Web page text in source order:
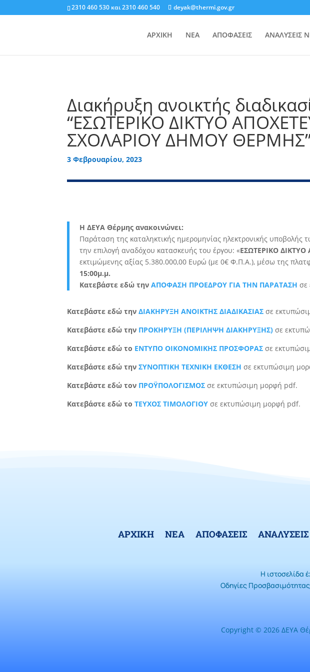
2310 460 530 και2310 460 540 deyak@thermi.gov.gr
ΑΡΧΙΚΗ ΝΕΑ ΑΠΟΦΑΣΕΙΣ ΑΝΑΛΥΣΕΙΣ
Διακήρυξη ανοικτής
“ΕΣΩΤΕΡΙΚΟ ΔΙΚΤΥΟ
ΣΧΟΛΑΡΙΟΥ ΔΗΜΟΥ
3 Φεβρουαρίου, 2023
H ΔΕΥΑ Θέρμης ανακοινώνει:
Παράταση της καταληκτικής ημερομηνίας ηλεκτρονικής
την επιλογή αναδόχου κατασκευής του έργου: «ΕΣΩΤΕΡΙΚΟ
εκτιμώμενης αξίας 5.380.000,00 Ευρώ (με 0€ Φ.Π.Α.), μέσω της
15:00μ.μ.
Κατεβάστε εδώ τηνΑΠΟΦΑΣΗ ΠΡΟΕΔΡΟΥ ΓΙΑ ΤΗΝ ΠΑΡΑΤΑΣΗ σε
Κατεβάστε εδώ τηνΔΙΑΚΗΡΥΞΗ ΑΝΟΙΚΤΗΣ ΔΙΑΔΙΚΑΣΙΑΣ σε
Κατεβάστε εδώ την ΠΡΟΚΗΡΥΞΗ (ΠΕΡΙΛΗΨΗ ΔΙΑΚΗΡΥΞΗΣ) σε
Κατεβάστε εδώ το ΕΝΤΥΠΟ ΟΙΚΟΝΟΜΙΚΗΣ ΠΡΟΣΦΟΡΑΣ σε
Κατεβάστε εδώ τηνΣΥΝΟΠΤΙΚΗ ΤΕΧΝΙΚΗ ΕΚΘΕΣΗ σε εκτυπώσιμη
Κατεβάστε εδώ τον ΠΡΟΫΠΟΛΟΓΙΣΜΟΣ σε εκτυπώσιμη μορφή pdf.
Κατεβάστε εδώ τοΤΕΥΧΟΣ ΤΙΜΟΛΟΓΙΟΥ σε εκτυπώσιμη μορφή pdf.
ΑΡΧΙΚΗ ΝΕΑ ΑΠΟΦΑΣΕΙΣ
Η ιστοσελίδα
Οδηγίες
Copyright © 2026 ΔΕΥΑ